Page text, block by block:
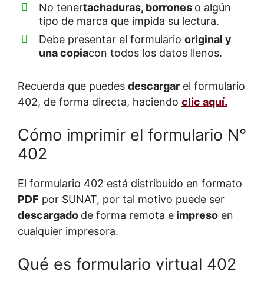
No tenertachaduras, borrones o algún
tipo de marca que impida su lectura.
Debe presentar el formulario original y
una copiacon todos los datos llenos.
Recuerda que puedes descargar el formulario
402, de forma directa, haciendo clic aquí.
Cómo imprimir el formulario N°
402
El formulario 402 está distribuido en formato
PDF por SUNAT, por tal motivo puede ser
descargado de forma remota e impreso en
cualquier impresora.
Qué es formulario virtual 402